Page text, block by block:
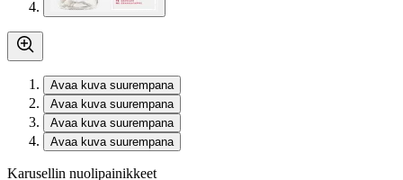
Avaa kuva suurempana
Avaa kuva suurempana
Avaa kuva suurempana
Avaa kuva suurempana
Karusellin nuolipainikkeet